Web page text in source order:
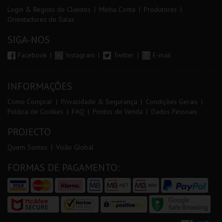
Login & Registo de Clientes Minha Conta
Produtores
Orientadores de Salas
SIGA-NOS
Facebook Instagram Twitter E-mail
INFORMAÇÕES
Como Comprar Privacidade & Segurança
Condições Gerais
Política de Cookies
FAQ Pontos de Venda Dados Pessoais
PROJECTO
Quem Somos Visão Global
FORMAS DE PAGAMENTO: